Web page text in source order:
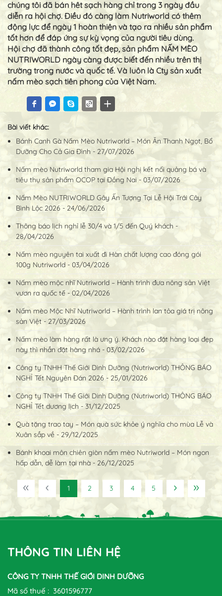
chúng tôi đã bán hêt sạch hàng chỉ trong 3 ngày đầu
diễn ra hội chợ. Điều đó càng làm Nutriworld có thêm
động lực để ngày 1 hoàn thiện và tạo ra nhiều sản phẩm
tốt hơn để đáp ứng sự kỳ vọng của người tiêu dùng.
Hội chợ đã thành công tốt đẹp, sản phẩm NẤM MÈO
NUTRIWORLD ngày càng được biết đến nhiều trên thị
trường trong nước và quốc tế. Và luôn là Cty sản xuất
nấm mèo sạch tiên phong của Việt Nam.
Bài viết khác:
Bánh Canh Gà Nấm Mèo Nutriworld – Món Ăn Thanh Ngọt, Bổ
Dưỡng Cho Cả Gia Đình - 27/07/2026
Nấm mèo Nutriworld tham gia Hội nghị kết nối quảng bá và
tiêu thụ sản phẩm OCOP tại Đồng Nai - 03/07/2026
Nấm Mèo NUTRIWORLD Gây Ấn Tượng Tại Lễ Hội Trái Cây
Bình Lộc 2026 - 24/06/2026
Thông báo lịch nghỉ lễ 30/4 và 1/5 đến Quý khách -
28/04/2026
Nấm mèo nguyên tai xuất đi Hàn chất lượng cao đóng gói
100g Nutriworld - 03/04/2026
Nấm mèo mộc nhĩ Nutriworld – Hành trình đưa nông sản Việt
vươn ra quốc tế - 02/04/2026
Nấm mèo Mộc Nhĩ Nutriworld – Hành trình lan tỏa giá trị nông
sản Việt - 27/03/2026
Nấm mèo làm hàng rất là ưng ý. Khách nào đặt hàng loại đẹp
này thì nhắn đặt hàng nhá - 03/02/2026
Công ty TNHH Thế Giới Dinh Dưỡng (Nutriworld) THÔNG BÁO
NGHỈ Tết Nguyên Đán 2026 - 25/01/2026
Công ty TNHH Thế Giới Dinh Dưỡng (Nutriworld) THÔNG BÁO
NGHỈ Tết dương lịch - 31/12/2025
Quà tặng trao tay – Món quà sức khỏe ý nghĩa cho mùa Lễ và
Xuân sắp về - 29/12/2025
Bánh khoai môn chiên giòn nấm mèo Nutriworld – Món ngon
hấp dẫn, dễ làm tại nhà - 26/12/2025
1 2 3 4 5
THÔNG TIN LIÊN HỆ
CÔNG TY TNHH THẾ GIỚI DINH DƯỠNG
Mã số thuế : 3601596777